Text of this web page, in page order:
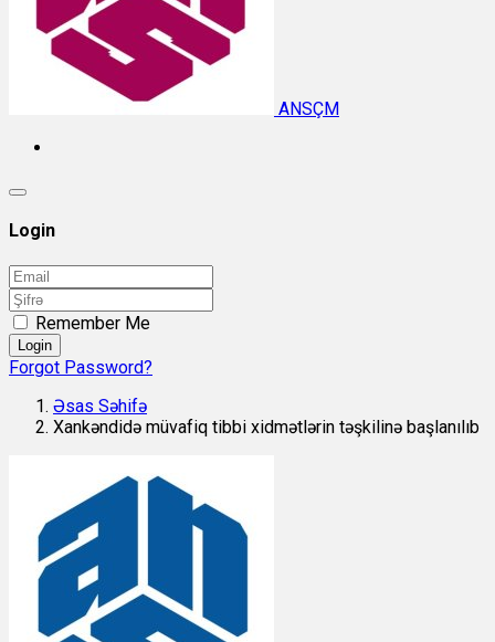
ANSÇM
Login
Remember Me
Login
Forgot Password?
Əsas Səhifə
Xankəndidə müvafiq tibbi xidmətlərin təşkilinə başlanılıb